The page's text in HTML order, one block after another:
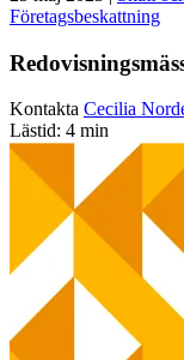
Företagsbeskattning
Kontakta Cecilia
Lästid: 4 min